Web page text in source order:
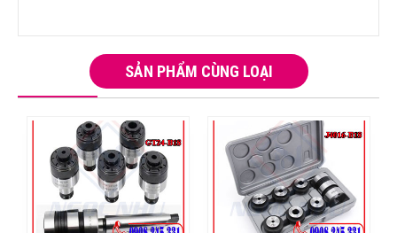
SẢN PHẨM CÙNG LOẠI